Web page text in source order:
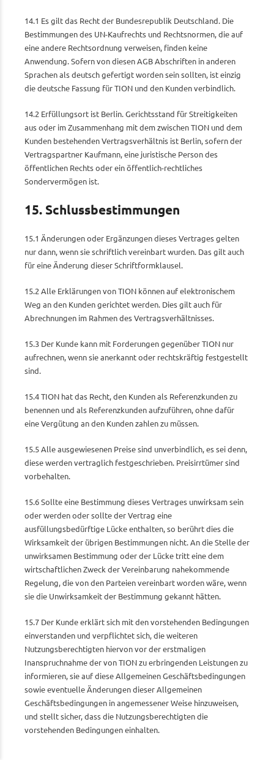
14.1 Es gilt das Recht der Bundesrepublik Deutschland. Die
Bestimmungen des UN-Kaufrechts und Rechtsnormen, die auf
eine andere Rechtsordnung verweisen, finden keine
Anwendung. Sofern von diesen AGB Abschriften in anderen
Sprachen als deutsch gefertigt worden sein sollten, ist einzig
die deutsche Fassung für TION und den Kunden verbindlich.
14.2 Erfüllungsort ist Berlin. Gerichtsstand für Streitigkeiten
aus oder im Zusammenhang mit dem zwischen TION und dem
Kunden bestehenden Vertragsverhältnis ist Berlin, sofern der
Vertragspartner Kaufmann, eine juristische Person des
öffentlichen Rechts oder ein öffentlich-rechtliches
Sondervermögen ist.
15. Schlussbestimmungen
15.1 Änderungen oder Ergänzungen dieses Vertrages gelten
nur dann, wenn sie schriftlich vereinbart wurden. Das gilt auch
für eine Änderung dieser Schriftformklausel.
15.2 Alle Erklärungen von TION können auf elektronischem
Weg an den Kunden gerichtet werden. Dies gilt auch für
Abrechnungen im Rahmen des Vertragsverhältnisses.
15.3 Der Kunde kann mit Forderungen gegenüber TION nur
aufrechnen, wenn sie anerkannt oder rechtskräftig festgestellt
sind.
15.4 TION hat das Recht, den Kunden als Referenzkunden zu
benennen und als Referenzkunden aufzuführen, ohne dafür
eine Vergütung an den Kunden zahlen zu müssen.
15.5 Alle ausgewiesenen Preise sind unverbindlich, es sei denn,
diese werden vertraglich festgeschrieben. Preisirrtümer sind
vorbehalten.
15.6 Sollte eine Bestimmung dieses Vertrages unwirksam sein
oder werden oder sollte der Vertrag eine
ausfüllungsbedürftige Lücke enthalten, so berührt dies die
Wirksamkeit der übrigen Bestimmungen nicht. An die Stelle der
unwirksamen Bestimmung oder der Lücke tritt eine dem
wirtschaftlichen Zweck der Vereinbarung nahekommende
Regelung, die von den Parteien vereinbart worden wäre, wenn
sie die Unwirksamkeit der Bestimmung gekannt hätten.
15.7 Der Kunde erklärt sich mit den vorstehenden Bedingungen
einverstanden und verpflichtet sich, die weiteren
Nutzungsberechtigten hiervon vor der erstmaligen
Inanspruchnahme der von TION zu erbringenden Leistungen zu
informieren, sie auf diese Allgemeinen Geschäftsbedingungen
sowie eventuelle Änderungen dieser Allgemeinen
Geschäftsbedingungen in angemessener Weise hinzuweisen,
und stellt sicher, dass die Nutzungsberechtigten die
vorstehenden Bedingungen einhalten.